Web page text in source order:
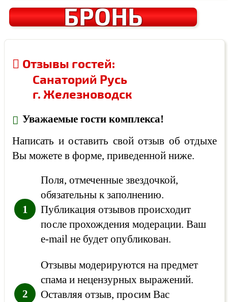
БРОНЬ
Отзывы гостей:
Санаторий Русь
г. Железноводск
Уважаемые гости комплекса!
Написать и оставить свой отзыв об отдыхе
Вы можете в форме, приведенной ниже.
Поля, отмеченные звездочкой,
обязательны к заполнению.
Публикация отзывов происходит
после прохождения модерации. Ваш
e-mail не будет опубликован.
Отзывы модерируются на предмет
спама и нецензурных выражений.
Оставляя отзыв, просим Вас